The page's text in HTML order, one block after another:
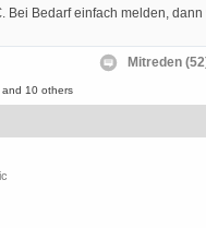
Bei Bedarf einfach melden,
and 10 others
Mitreden